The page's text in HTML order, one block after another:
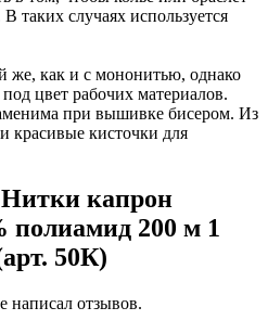
таких случаях используется
же, как и с мононитью, однако
цвет рабочих материалов.
при вышивке бисером. Из
красивые кисточки для
капрон
полиамид 200 м 1
50К)
написал отзывов.